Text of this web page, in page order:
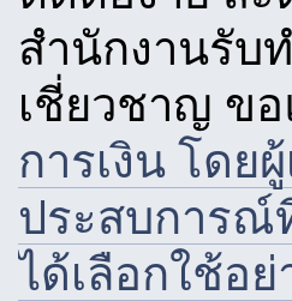
สำนักงานรับ
เชี่ยวชาญ ข
การเงิน โด
ประสบการณ์
ได้เลือกใช้อ